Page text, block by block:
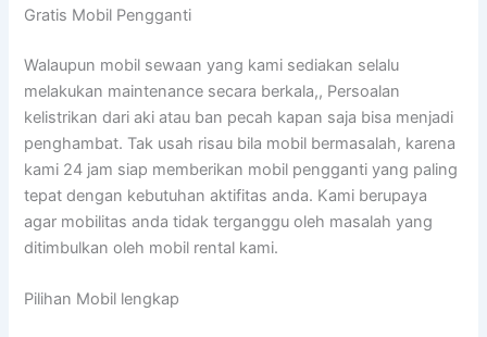
Gratis Mobil Pengganti
Walaupun mobil sewaan yang kami sediakan selalu
melakukan maintenance secara berkala,, Persoalan
kelistrikan dari aki atau ban pecah kapan saja bisa menjadi
penghambat. Tak usah risau bila mobil bermasalah, karena
kami 24 jam siap memberikan mobil pengganti yang paling
tepat dengan kebutuhan aktifitas anda. Kami berupaya
agar mobilitas anda tidak terganggu oleh masalah yang
ditimbulkan oleh mobil rental kami.
Pilihan Mobil lengkap